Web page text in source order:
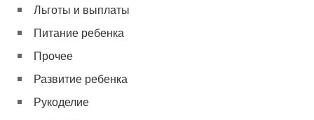
Льготы и выплаты
Питание ребенка
Прочее
Развитие ребенка
Рукоделие